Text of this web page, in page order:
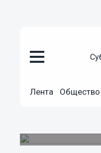
Лента Общество
03.12.201718:00